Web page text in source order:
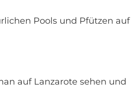
Pools und Pfützen auf
auf Lanzarote sehen und